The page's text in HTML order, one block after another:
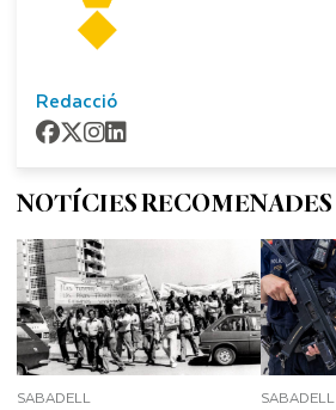
Redacció
NOTÍCIES RECOMENADES
SABADELL SABADELL